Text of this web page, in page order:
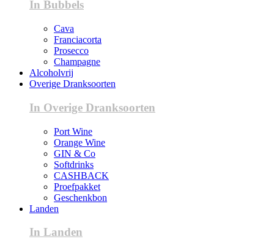
In Bubbels
Cava
Franciacorta
Prosecco
Champagne
Alcoholvrij
Overige Dranksoorten
In Overige Dranksoorten
Port Wine
Orange Wine
GIN & Co
Softdrinks
CASHBACK
Proefpakket
Geschenkbon
Landen
In Landen